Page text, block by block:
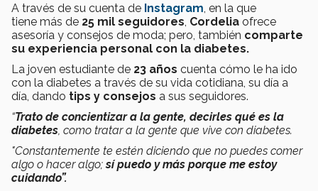
A través de su cuenta de Instagram, en la que
tiene más de 25 mil seguidores, Cordelia ofrece
asesoría y consejos de moda; pero, también comparte
su experiencia personal con la diabetes.
La joven estudiante de 23 años cuenta cómo le ha ido
con la diabetes a través de su vida cotidiana, su día a
día, dando tips y consejos a sus seguidores.
“Trato de concientizar a la gente, decirles qué es la
diabetes, como tratar a la gente que vive con diabetes.
"Constantemente te estén diciendo que no puedes comer
algo o hacer algo;sí puedo y más porque me estoy
cuidando”.